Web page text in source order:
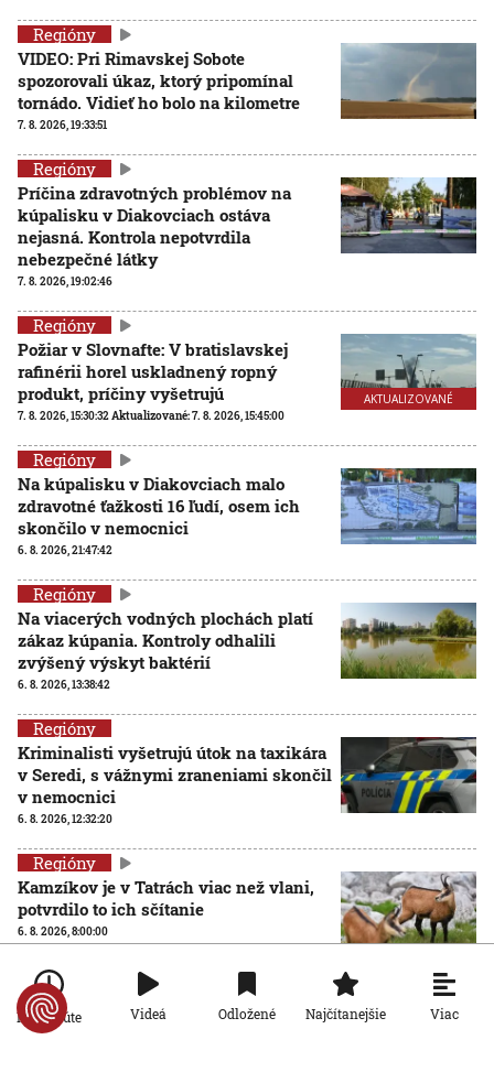
Regióny
VIDEO: Pri Rimavskej Sobote
spozorovali úkaz, ktorý pripomínal
tornádo. Vidieť ho bolo na kilometre
7. 8. 2026, 19:33:51
Regióny
Príčina zdravotných problémov na
kúpalisku v Diakovciach ostáva
nejasná. Kontrola nepotvrdila
nebezpečné látky
7. 8. 2026, 19:02:46
AKTUALIZOVANÉ
Regióny
Požiar v Slovnafte: V bratislavskej
rafinérii horel uskladnený ropný
produkt, príčiny vyšetrujú
7. 8. 2026, 15:30:32Aktualizované:7. 8. 2026, 15:45:00
Regióny
Na kúpalisku v Diakovciach malo
zdravotné ťažkosti 16 ľudí, osem ich
skončilo v nemocnici
6. 8. 2026, 21:47:42
Regióny
Na viacerých vodných plochách platí
zákaz kúpania. Kontroly odhalili
zvýšený výskyt baktérií
6. 8. 2026, 13:38:42
Regióny
Kriminalisti vyšetrujú útok na taxikára
v Seredi, s vážnymi zraneniami skončil
v nemocnici
6. 8. 2026, 12:32:20
Regióny
Kamzíkov je v Tatrách viac než vlani,
potvrdilo to ich sčítanie
6. 8. 2026, 8:00:00
Regióny
Extrémne teplá noc na Záhorí: V Skalici nadránom
namerali rekord
Po minúte Videá Odložené Najčítanejšie Viac